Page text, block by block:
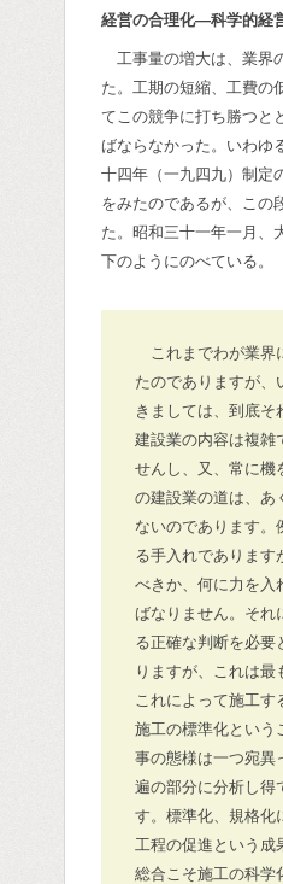
経営の合理化―科学的経
工事量の増大は、業界
た。工期の短縮、工費の
てこの競争に打ち勝つと
ばならなかった。いわゆ
十四年（一九四九）制定
をみたのであるが、この
た。昭和三十一年一月、
下のようにのべている。
これまでわが業界
たのでありますが、
きましては、到底
建設業の内容は複雑
せんし、又、常に機
の建設業の道は、あ
ないのであります。
る手入れであります
べきか、何に力を入
ばなりません。それ
る正確な判断を必要
りますが、これは
これによって施工す
施工の標準化という
事の態様は一つ宛異
遍の部分に分析し得
す。標準化、規格化
工程の促進という成
総合こそ施工の科学